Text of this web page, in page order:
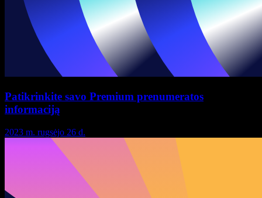
Patikrinkite savo Premium prenumeratos
informaciją
2023 m. rugsėjo 26 d.